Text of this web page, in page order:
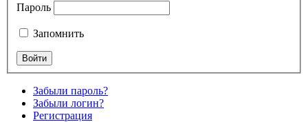
Пароль
Запомнить
Забыли пароль?
Забыли логин?
Регистрация